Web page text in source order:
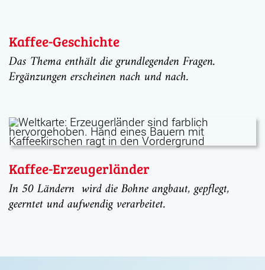
Kaffee-Geschichte
Das Thema enthält die grundlegenden Fragen.
Ergänzungen erscheinen nach und nach.
Kaffee-Erzeugerländer
In 50 Ländern wird die Bohne angbaut, gepflegt,
geerntet und aufwendig verarbeitet.